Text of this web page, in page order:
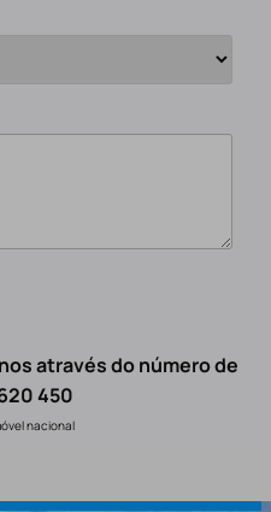
através do número de
450
nacional